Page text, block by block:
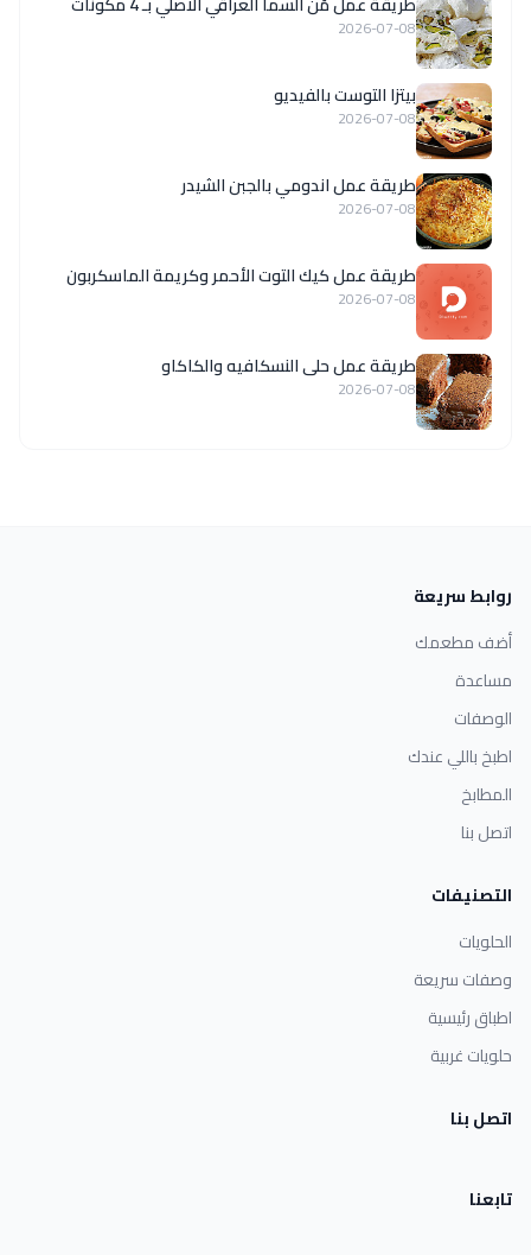
2026-07-08
بيتزا التوست بالفيديو
2026-07-08
طريقة عمل اندومي بالجبن الشيدر
2026-07-08
طريقة عمل كيك التوت الأحمر وكريمة الماسكربون
2026-07-08
طريقة عمل حلى النسكافيه والكاكاو
2026-07-08
روابط سريعة
أضف مطعمك
مساعدة
الوصفات
اطبخ باللي عندك
المطابخ
اتصل بنا
التصنيفات
الحلويات
وصفات سريعة
اطباق رئيسية
حلويات غربية
اتصل بنا
تابعنا